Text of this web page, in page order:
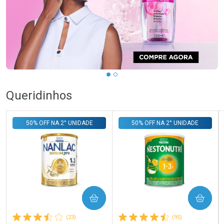
Queridinhos
(23)
50% OFF NA 2° UNIDADE
COMPRAR
(95)
50% OFF NA 2° UNIDADE
COMPRAR